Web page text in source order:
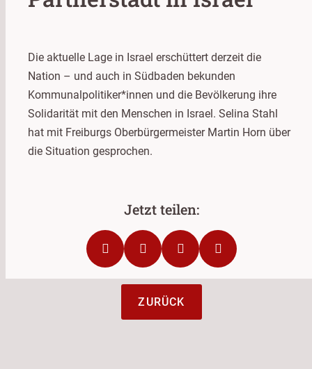
Die aktuelle Lage in Israel erschüttert derzeit die
Nation – und auch in Südbaden bekunden
Kommunalpolitiker*innen und die Bevölkerung ihre
Solidarität mit den Menschen in Israel. Selina Stahl
hat mit Freiburgs Oberbürgermeister Martin Horn über
die Situation gesprochen.
ZURÜCK